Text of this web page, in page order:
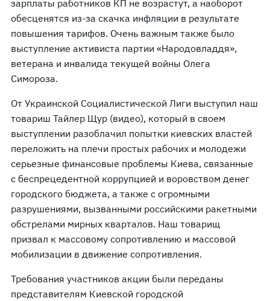
зарплаты работников КП не возрастут, а наоборот
обесценятся из-за скачка инфляции в результате
повышения тарифов. Очень важным также было
выступление активиста партии «Народовладдя»,
ветерана и инвалида текущей войны Олега
Симороза.
От Украинской Социалистической Лиги выступил наш
товариш Тайлер Щур (видео), который в своем
выступлении разоблачил попытки киевских властей
переложить на плечи простых рабочих и молодежи
серьезные финансовые проблемы Киева, связанные
с беспрецедентной коррупцией и воровством денег
городского бюджета, а также с огромными
разрушениями, вызванными российскими ракетными
обстрелами мирных кварталов. Наш товарищ
призвал к массовому сопротивлению и массовой
мобилизации в движение сопротивления.
Требования участников акции были переданы
представителям Киевской городской